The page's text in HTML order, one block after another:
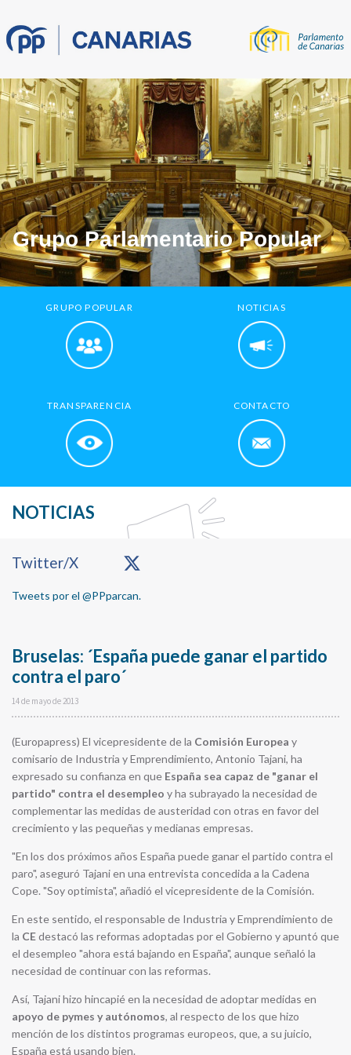
Grupo Parlamentario Popular
GRUPO POPULAR NOTICIAS
TRANSPARENCIA CONTACTO
NOTICIAS
Bruselas: ´España puede ganar el partido
contra el paro´
14 de mayo de 2013
(Europapress) El vicepresidente de la Comisión Europea y
comisario de Industria y Emprendimiento, Antonio Tajani, ha
expresado su confianza en que España sea capaz de "ganar el
partido" contra el desempleo y ha subrayado la necesidad de
complementar las medidas de austeridad con otras en favor del
crecimiento y las pequeñas y medianas empresas.
"En los dos próximos años España puede ganar el partido contra el
paro", aseguró Tajani en una entrevista concedida a la Cadena
Cope. "Soy optimista", añadió el vicepresidente de la Comisión.
En este sentido, el responsable de Industria y Emprendimiento de
la CEdestacó las reformas adoptadas por el Gobierno y apuntó que
el desempleo "ahora está bajando en España", aunque señaló la
necesidad de continuar con las reformas.
Así, Tajani hizo hincapié en la necesidad de adoptar medidas en
apoyo de pymes y autónomos, al respecto de los que hizo
mención de los distintos programas europeos, que, a su juicio,
España está usando bien.
Primary
Twitter/X
Tweets por el @PPparcan.